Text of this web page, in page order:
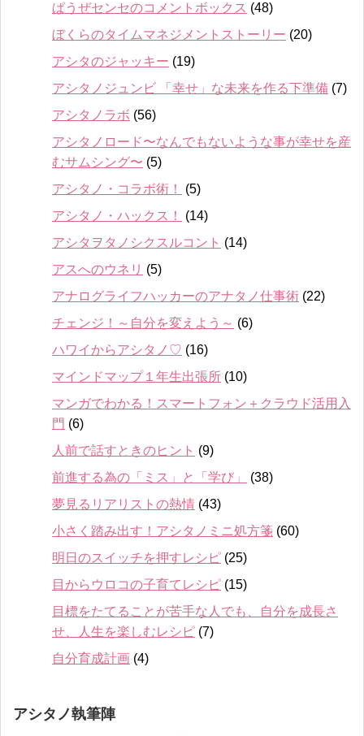
ぱうぜセンセのコメントボックス (48)
ぼくらのタイムマネジメントストーリー (20)
アシタのジャッキー (19)
アシタノジュンビ 「幸せ」な未来を作る下準備 (7)
アシタノラボ (56)
アシタノロード〜なんでもないような事が幸せを産
むサムシング〜 (5)
アシタノ・コラボ術！
(5)
アシタノ・ハックス！
(14)
アシタヲタノシクスルコント (14)
アスへのウネリ (5)
アナログライフハッカーのアナタノ仕事術 (22)
チェンジ！～自分を変えよう～ (6)
ハワイからアシタノ♡ (16)
マインドマップ１年生出張所 (10)
マンガでわかる！スマートフォン＋クラウド活用入
門 (6)
人前で話すときのヒント (9)
前進する為の「ミス」と「学び」
(38)
夢見るリアリストの熱情 (43)
小さく踏み出す！アシタノミニ処方箋 (60)
明日のスイッチを押すレシピ (25)
目からウロコの子育てレシピ (15)
目標をたてることが苦手な人でも、自分を成長さ
せ、人生を楽しむレシピ (7)
自分育成計画 (4)
アシタノ執筆陣